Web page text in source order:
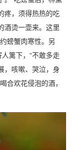
疼，须得热热的吃
酒烫一壶来。这里
螃蟹肉寒性。另
篱下，“不敢多走
，咳嗽、哭泣，身
合欢花侵泡的酒，